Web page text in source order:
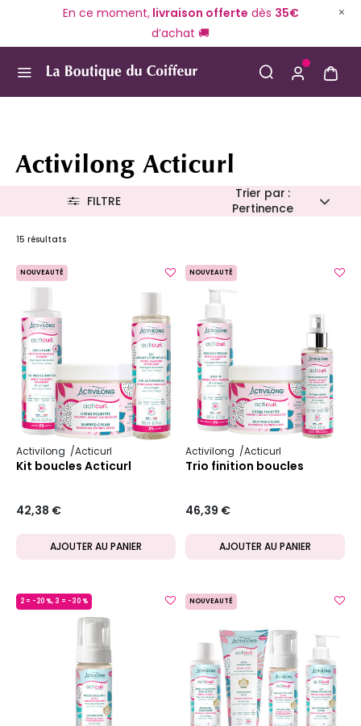
En ce moment,livraison offerte dès 35€
d’achat 🚚
Activilong Acticurl
Trier par :
Pertinence
FILTRE
15 résultats
NOUVEAUTÉ
Activilong Acticurl
Kit boucles Acticurl
42,38 €
AJOUTER AU PANIER
NOUVEAUTÉ
Activilong Acticurl
Trio finition boucles
46,39 €
AJOUTER AU PANIER
2 = -20 %, 3 = -30 %
MADE IN FRANCE
NOUVEAUTÉ